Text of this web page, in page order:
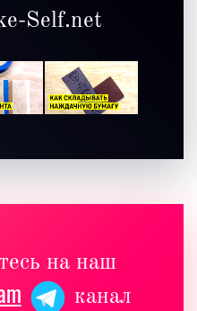
Self.net
на наш
канал